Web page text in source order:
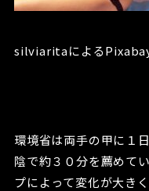
silviaritaによる
環境省は両手の甲に１
陰で約３０分を薦めて
プによって変化が大き